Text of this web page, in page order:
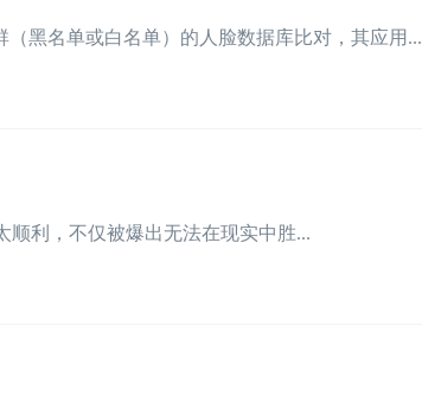
黑名单或白名单）的人脸数据库比对，其应用...
利，不仅被爆出无法在现实中胜...